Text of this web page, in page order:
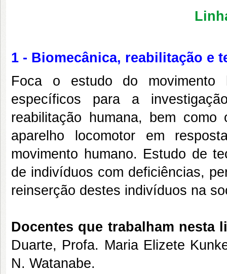
1 - Biomecânica, reabilitação e
Foca o estudo do movimento
específicos para a
reabilitação humana, bem
aparelho locomotor em
movimento humano. Estudo de
de indivíduos com deficiências,
reinserção destes indivíduos na
Docentes que trabalham nesta
Duarte, Profa. Maria Elizete
N. Watanabe.